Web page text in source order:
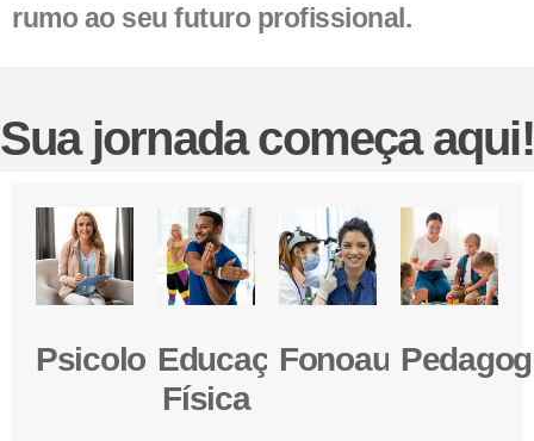
rumo ao seu futuro profissional.
Sua jornada começa aqui!
PsicologiaEducação
Física
Fonoaudiologia